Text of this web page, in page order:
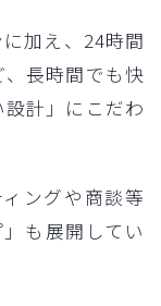
加え、24時間
長時間でも快
計」にこだわ
ングや商談等
も展開してい